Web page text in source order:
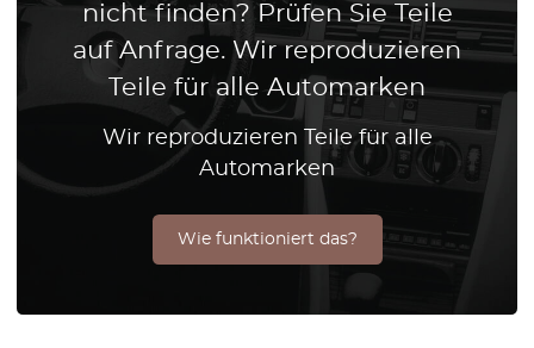
nicht finden? Prüfen Sie Teile
auf Anfrage. Wir reproduzieren
Teile für alle Automarken
Wir reproduzieren Teile für alle
Automarken
Wie funktioniert das?